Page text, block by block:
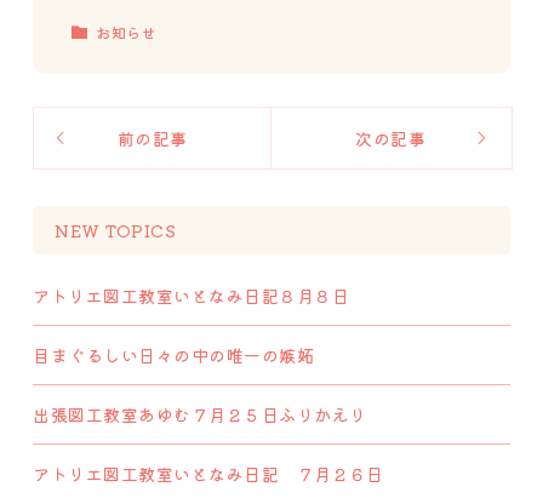
お知らせ
前の記事 次の記事
NEW TOPICS
アトリエ図工教室いとなみ日記８月８日
目まぐるしい日々の中の唯一の嫉妬
出張図工教室あゆむ７月２５日ふりかえり
アトリエ図工教室いとなみ日記 ７月２６日